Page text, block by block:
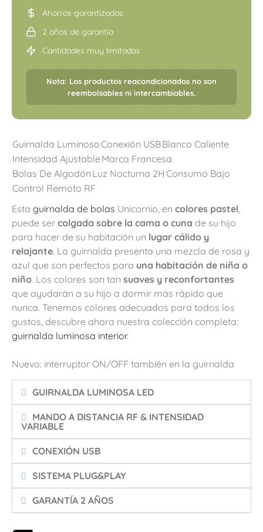
Ahorros garantizados
2 años de garantía
Cantidades muy limitadas
Nota: Los productos reacondicionados no son
reembolsables ni intercambiables.
Guirnalda LuminosoConexión USBBlanco Caliente
Intensidad Ajustable Marca Francesa
Bolas De Algodón Luz Nocturna 2H Consumo Bajo
Control Remoto RF
Esta guirnalda de bolas Unicornio, en colores pastel,
puede ser colgada sobre la cama o cuna de su hijo
para hacer de su habitación un lugar cálido y
relajante. La guirnalda presenta una mezcla de rosa y
azul que son perfectos para una habitación de niña o
niño. Los colores son tan suaves y reconfortantes
que ayudarán a su hijo a dormir más rápido que
nunca. Tenemos colores adecuados para todos los
gustos, descubre ahora nuestra colección completa:
guirnalda luminosa interior.
Nuevo: interruptor ON/OFF también en la guirnalda
GUIRNALDA LUMINOSA LED
MANDO A DISTANCIA RF & INTENSIDAD
VARIABLE
CONEXIÓN USB
SISTEMA PLUG&PLAY
GARANTÍA 2 AÑOS